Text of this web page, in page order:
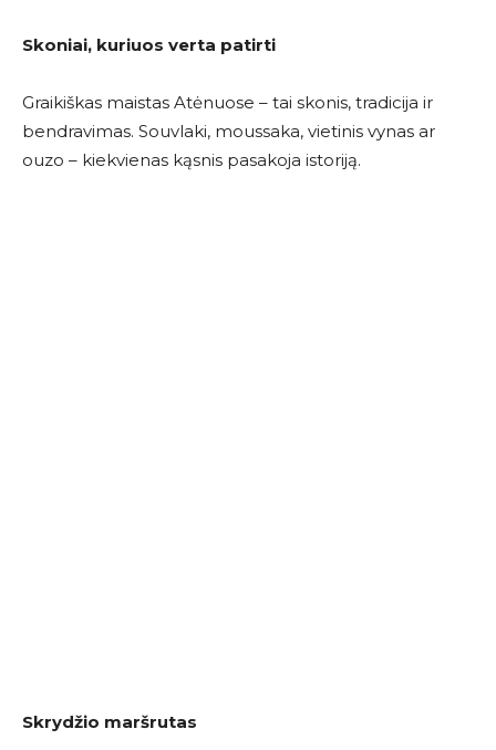
Skoniai, kuriuos verta patirti
Graikiškas maistas Atėnuose – tai skonis, tradicija ir
bendravimas. Souvlaki, moussaka, vietinis vynas ar
ouzo – kiekvienas kąsnis pasakoja istoriją.
Skrydžio maršrutas